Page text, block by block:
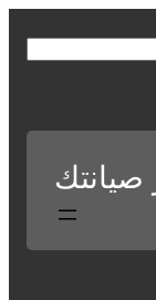
r
صيانتك